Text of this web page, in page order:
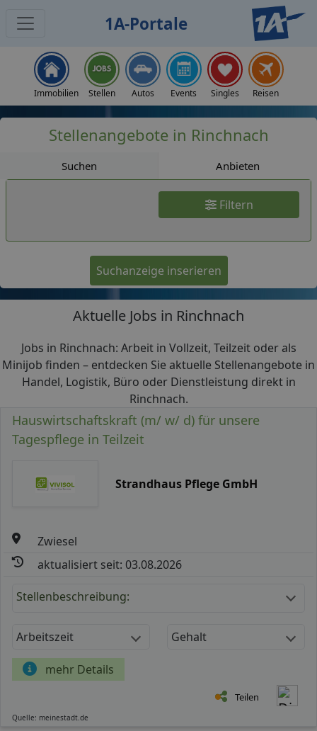
1A-Portale
Immobilien Stellen Autos Events Singles Reisen
Stellenangebote in Rinchnach
Suchen Anbieten
Filtern
Suchanzeige inserieren
Aktuelle Jobs in Rinchnach
Jobs in Rinchnach: Arbeit in Vollzeit, Teilzeit oder als
Minijob finden – entdecken Sie aktuelle Stellenangebote in
Handel, Logistik, Büro oder Dienstleistung direkt in
Rinchnach.
Hauswirtschaftskraft (m/ w/ d) für unsere
Tagespflege in Teilzeit
Strandhaus Pflege GmbH
Zwiesel
aktualisiert seit: 03.08.2026
Stellenbeschreibung:
Arbeitszeit Gehalt
mehr Details
Teilen
Quelle: meinestadt.de